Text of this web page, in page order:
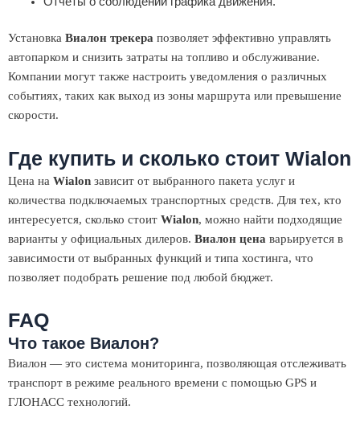
Установка Виалон трекера позволяет эффективно управлять
автопарком и снизить затраты на топливо и обслуживание.
Компании могут также настроить уведомления о различных
событиях, таких как выход из зоны маршрута или превышение
скорости.
Где купить и сколько стоит Wialon
Цена на Wialon зависит от выбранного пакета услуг и
количества подключаемых транспортных средств. Для тех, кто
интересуется, сколько стоит Wialon, можно найти подходящие
варианты у официальных дилеров. Виалон цена варьируется в
зависимости от выбранных функций и типа хостинга, что
позволяет подобрать решение под любой бюджет.
FAQ
Что такое Виалон?
Виалон — это система мониторинга, позволяющая отслеживать
транспорт в режиме реального времени с помощью GPS и
ГЛОНАСС технологий.